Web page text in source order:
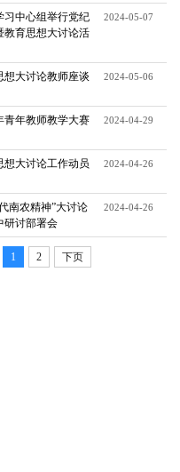
2024-05-07
习中心组举行党纪
教育思想大讨论活
2024-05-06
想大讨论教师座谈
2024-04-29
青年教师教学大赛
2024-04-26
想大讨论工作动员
2024-04-26
南农精神”大讨论
研讨部署会
1 2 下页